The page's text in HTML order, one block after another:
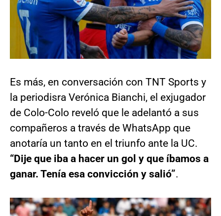
Es más, en conversación con TNT Sports y
la periodisra Verónica Bianchi, el exjugador
de Colo-Colo reveló que le adelantó a sus
compañeros a través de WhatsApp que
anotaría un tanto en el triunfo ante la UC.
“Dije que iba a hacer un gol y que íbamos a
ganar. Tenía esa convicción y salió”.